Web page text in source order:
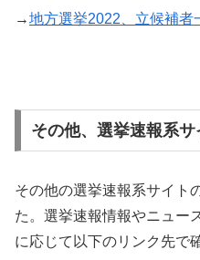
→地方選挙2022、立候補者
その他、選挙速報系サ
その他の選挙速報系サイト
た。選挙速報情報やニュー
に応じて以下のリンク先で